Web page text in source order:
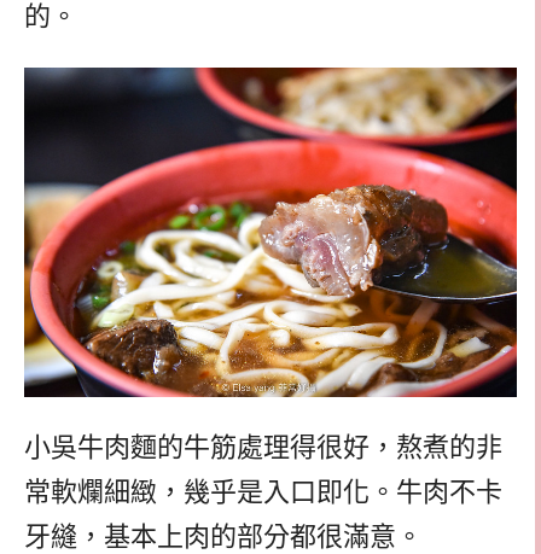
的。
小吳牛肉麵的牛筋處理得很好，熬煮的非
常軟爛細緻，幾乎是入口即化。牛肉不卡
牙縫，基本上肉的部分都很滿意。